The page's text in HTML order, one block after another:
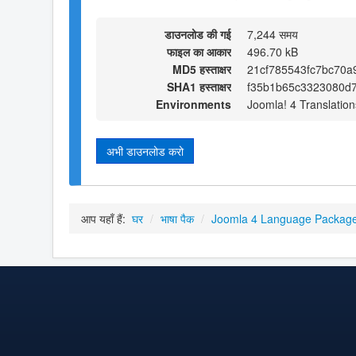
डाउनलोड की गई
7,244 समय
फाइल का आकार
496.70 kB
MD5 हस्ताक्षर
SHA1 हस्ताक्षर
Environments
Joomla! 4
अभी डाउनलोड करो
आप यहाँ हैं: घर / भाषा पैक / Joomla 4 Language